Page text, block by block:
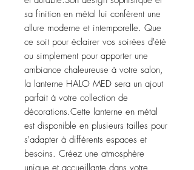
sa finition en métal lui confèrent une
allure moderne et intemporelle. Que
ce soit pour éclairer vos soirées d'été
ou simplement pour apporter une
ambiance chaleureuse à votre salon,
la lanterne HALO MED sera un ajout
parfait à votre collection de
décorations.Cette lanterne en métal
est disponible en plusieurs tailles pour
s'adapter à différents espaces et
besoins. Créez une atmosphère
unique et accueillante dans votre